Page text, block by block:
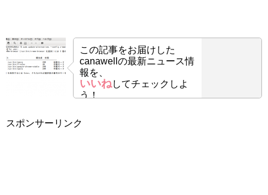
この記事をお届けした
canawellの最新ニュース情
報を、
いいねしてチェックしよ
う！
スポンサーリンク